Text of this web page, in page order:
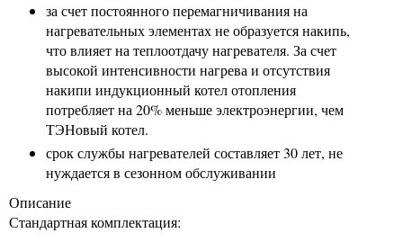
за счет постоянного перемагничивания на
нагревательных элементах не образуется накипь,
что влияет на теплоотдачу нагревателя. За счет
высокой интенсивности нагрева и отсутствия
накипи индукционный котел отопления
потребляет на 20% меньше электроэнергии, чем
ТЭНовый котел.
срок службы нагревателей составляет 30 лет, не
нуждается в сезонном обслуживании
Описание
Стандартная комплектация: